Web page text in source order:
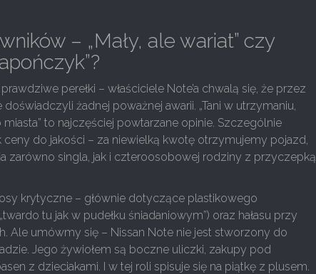
– „Mały, ale wariat” czy
perełki – właściciele Note’a chwalą się, że przez
żadnej poważnej awarii. „Tani w utrzymaniu,
to najczęściej powtarzane opinie. Szczególnie
do jakości – za niewielką kwotę otrzymujemy pojazd,
zarówno singla, jak i czteroosobowej rodziny z przyczepką
krytyczne – głównie dotyczące plastikowego
tu jak w pudełku śniadaniowym”) oraz hałasu przy
Ale umówmy się – Nissan Note nie jest stworzony do
Jego żywiołem są boczne uliczki, zakupy pod
z dzieciakami. I w tej roli spisuje się na piątkę z plusem.